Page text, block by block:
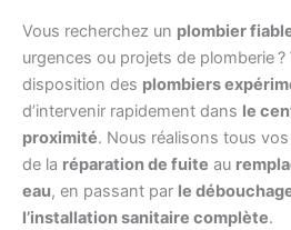
Vous recherchez un plombier
urgences ou projets de plomberie ?
disposition des plombiers
d’intervenir rapidement dans le
proximité. Nous réalisons tous
de la réparation de fuite au
eau, en passant par le
l’installation sanitaire complète.